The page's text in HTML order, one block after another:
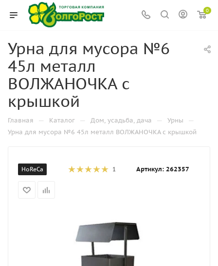
0
Урна для мусора №6
45л металл
ВОЛЖАНОЧКА с
крышкой
Главная — Каталог — Дом, усадьба, дача — Урны —
Урна для мусора №6 45л металл ВОЛЖАНОЧКА с крышкой
HoReCa 1 Артикул: 262357